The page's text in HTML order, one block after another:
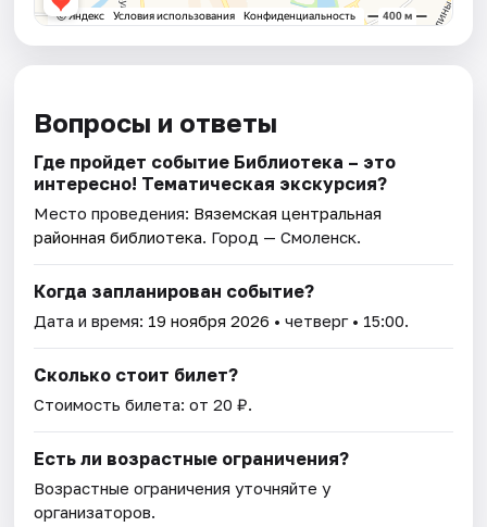
Вопросы и ответы
Где пройдет событие Библиотека – это
интересно! Тематическая экскурсия?
Место проведения: Вяземская центральная
районная библиотека. Город — Смоленск.
Когда запланирован событие?
Дата и время: 19 ноября 2026 • четверг • 15:00.
Сколько стоит билет?
Стоимость билета: от 20 ₽.
Есть ли возрастные ограничения?
Возрастные ограничения уточняйте у
организаторов.